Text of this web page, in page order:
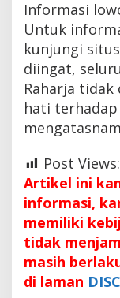
Informasi
Untuk
kunjungi
diingat,
Raharja
hati
Post Views:
Artikel ini
informasi,
memiliki
tidak
masih
di laman